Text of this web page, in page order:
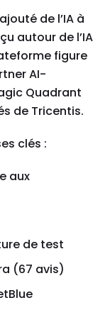
de l’IA à
autour de l’IA
figure
AI-
Quadrant
de Tricentis.
clés :
aux
de test
(67 avis)